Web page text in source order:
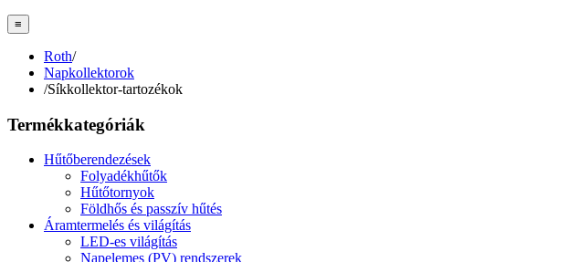
≡
Roth/
Napkollektorok
/Síkkollektor-tartozékok
Termékkategóriák
Hűtőberendezések
Folyadékhűtők
Hűtőtornyok
Földhős és passzív hűtés
Áramtermelés és világítás
LED-es világítás
Napelemes (PV) rendszerek